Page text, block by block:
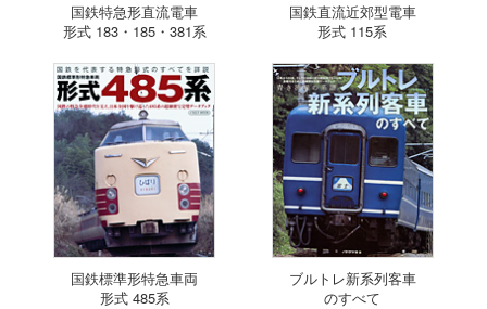
国鉄特急形直流電車
形式 183・185・381系
国鉄直流近郊型電車
形式 115系
国鉄標準形特急車両
形式 485系
ブルトレ新系列客車
のすべて